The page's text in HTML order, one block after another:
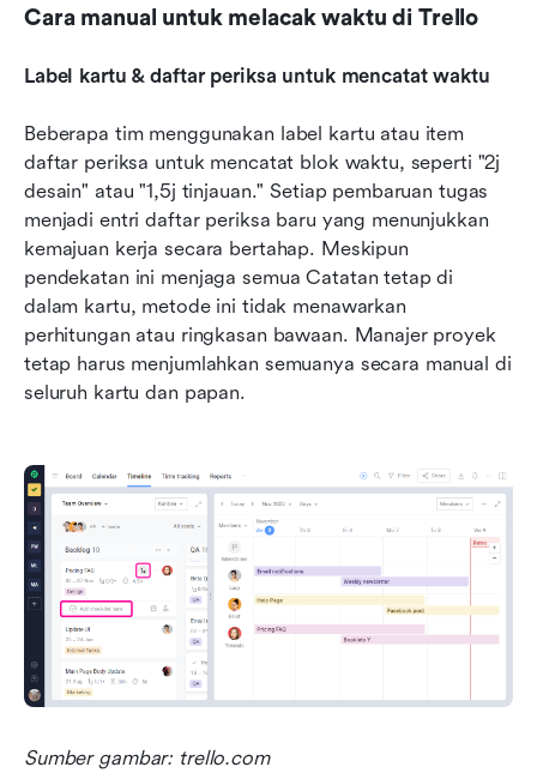
Cara manual untuk melacak waktu di Trello
Label kartu & daftar periksa untuk mencatat waktu
Beberapa tim menggunakan label kartu atau item
daftar periksa untuk mencatat blok waktu, seperti "2j
desain" atau "1,5j tinjauan." Setiap pembaruan tugas
menjadi entri daftar periksa baru yang menunjukkan
kemajuan kerja secara bertahap. Meskipun
pendekatan ini menjaga semua Catatan tetap di
dalam kartu, metode ini tidak menawarkan
perhitungan atau ringkasan bawaan. Manajer proyek
tetap harus menjumlahkan semuanya secara manual di
seluruh kartu dan papan.
Sumber gambar: trello.com